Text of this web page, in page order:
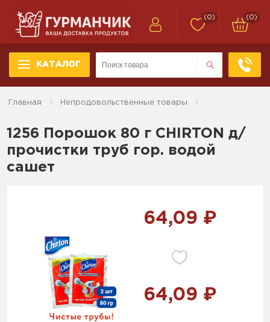
КАТАЛОГ
(0) (0)
Главная Непродовольственные товары
1256 Порошок 80 г CHIRTON д/
прочистки труб гор. водой
сашет
64,09 ₽
64,09 ₽